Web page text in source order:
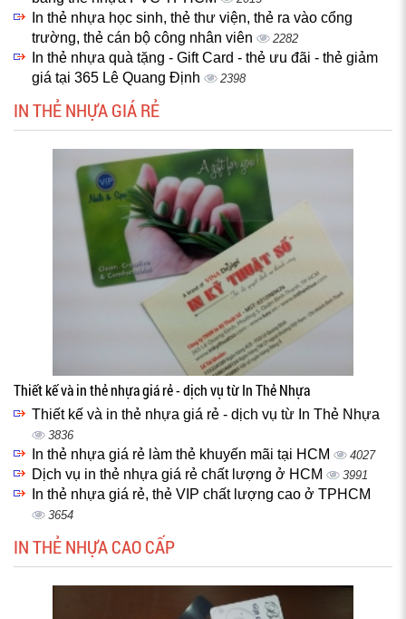
In thẻ nhựa học sinh, thẻ thư viện, thẻ ra vào cổng
trường, thẻ cán bộ công nhân viên
2282
In thẻ nhựa quà tặng - Gift Card - thẻ ưu đãi - thẻ giảm
giá tại 365 Lê Quang Định
2398
IN THẺ NHỰA GIÁ RẺ
Thiết kế và in thẻ nhựa giá rẻ - dịch vụ từ In Thẻ Nhựa
Thiết kế và in thẻ nhựa giá rẻ - dịch vụ từ In Thẻ Nhựa
3836
In thẻ nhựa giá rẻ làm thẻ khuyến mãi tại HCM 4027
Dịch vụ in thẻ nhựa giá rẻ chất lượng ở HCM 3991
In thẻ nhựa giá rẻ, thẻ VIP chất lượng cao ở TPHCM
3654
IN THẺ NHỰA CAO CẤP